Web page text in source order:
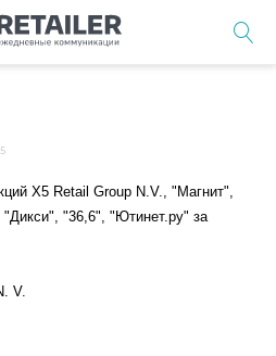
X5 Retail Group N.V., "Магнит",
"36,6", "Ютинет.ру" за
V.